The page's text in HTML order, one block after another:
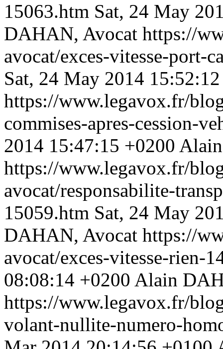
15063.htm Sat, 24 May
DAHAN, Avocat https://
avocat/exces-vitesse-port-
Sat, 24 May 2014
https://www.legavox.fr/
commises-apres-cession-
2014 15:47:15 +0200
https://www.legavox.fr/
avocat/responsabilite-
15059.htm Sat, 24 May
DAHAN, Avocat https://
avocat/exces-vitesse-rien-
08:08:14 +0200 Alain
https://www.legavox.fr/
volant-nullite-numero-